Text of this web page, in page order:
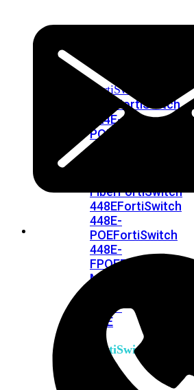
FortiSwitch
FortiSwitch
424E-
POE
424E-
FiberFortiSwitch
448EFortiSwitch
448E-
POEFortiSwitch
448E-
FPOEFortiSwitch
M426E-
424F-
POE
FortiSwitch